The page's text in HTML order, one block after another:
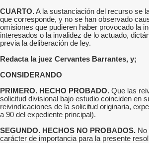
CUARTO.A la sustanciación del recurso se
que corresponde, y no se han observado
omisiones que pudieren haber provocado la
interesados o la invalidez de lo actuado,
previa la deliberación de ley.
Redacta la juez Cervantes Barrantes, y;
CONSIDERANDO
PRIMERO. HECHO PROBADO. Que las
solicitud divisional bajo estudio coinciden en
reivindicaciones de la solicitud originaria,
a 90 del expediente principal).
SEGUNDO. HECHOS NO PROBADOS. No
carácter de importancia para la presente